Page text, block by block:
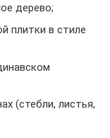
дерево;
плитки в стиле
(стебли, листья,